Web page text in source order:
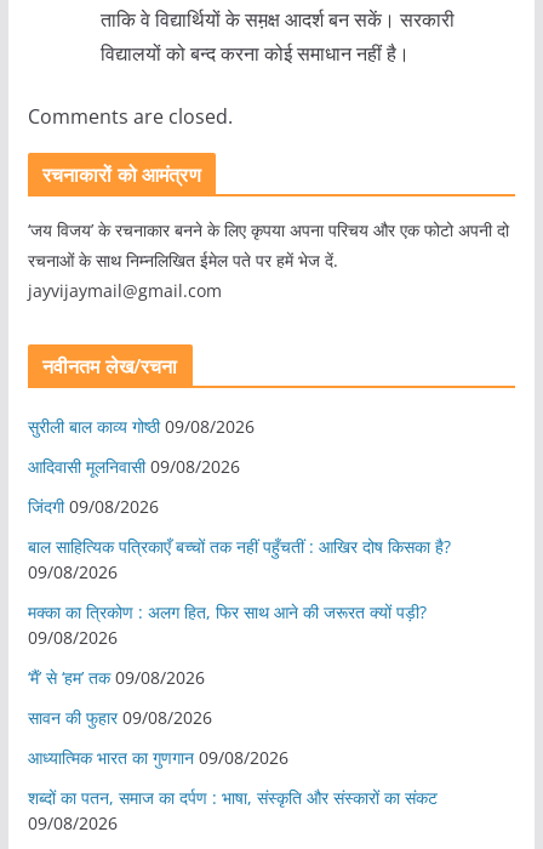
ताकि वे विद्यार्थियों के सम़क्ष आदर्श बन सकें। सरकारी
विद्यालयों को बन्द करना कोई समाधान नहीं है।
Comments are closed.
रचनाकारों को आमंत्रण
‘जय विजय’ के रचनाकार बनने के लिए कृपया अपना परिचय और एक फोटो अपनी दो
रचनाओं के साथ निम्नलिखित ईमेल पते पर हमें भेज दें.
jayvijaymail@gmail.com
नवीनतम लेख/रचना
सुरीली बाल काव्य गोष्ठी 09/08/2026
आदिवासी मूलनिवासी 09/08/2026
जिंदगी 09/08/2026
बाल साहित्यिक पत्रिकाएँ बच्चों तक नहीं पहुँचतीं : आखिर दोष किसका है?
09/08/2026
मक्का का त्रिकोण : अलग हित, फिर साथ आने की जरूरत क्यों पड़ी?
09/08/2026
‘मैं’ से ‘हम’ तक 09/08/2026
सावन की फुहार 09/08/2026
आध्यात्मिक भारत का गुणगान 09/08/2026
शब्दों का पतन, समाज का दर्पण : भाषा, संस्कृति और संस्कारों का संकट
09/08/2026